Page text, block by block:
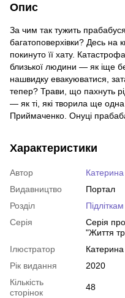
Опис
За чим так тужить
багатоповерхівки? Десь на
покинуто її хату.
близької людини — як іще
нашвидку евакуюватися,
тепер? Трави, що пахнуть
— як ті, які творила ще
Приймаченко. Онуці
Характеристики
Автор
Катерина
Видавництво
Портал
Розділ
Підліткам
Серія
Серія
"Життя
Ілюстратор
Рік видання
2020
Кількість
сторінок
48